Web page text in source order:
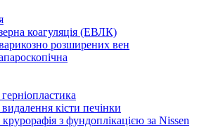
коагуляція (ЕВЛК)
розширених вен
кісти печінки
з фундоплікацією за Nissen